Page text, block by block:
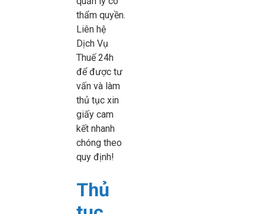
thẩm quyền.
Liên hệ
Dịch Vụ
Thuế 24h
để được tư
vấn và làm
thủ tục xin
giấy cam
kết nhanh
chóng theo
quy định!
Thủ